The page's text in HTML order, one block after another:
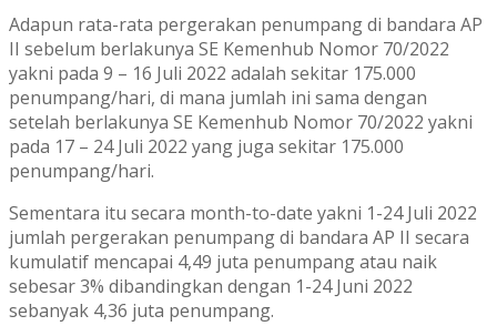
Adapun rata-rata pergerakan penumpang di bandara AP
II sebelum berlakunya SE Kemenhub Nomor 70/2022
yakni pada 9 – 16 Juli 2022 adalah sekitar 175.000
penumpang/hari, di mana jumlah ini sama dengan
setelah berlakunya SE Kemenhub Nomor 70/2022 yakni
pada 17 – 24 Juli 2022 yang juga sekitar 175.000
penumpang/hari.
Sementara itu secara month-to-date yakni 1-24 Juli 2022
jumlah pergerakan penumpang di bandara AP II secara
kumulatif mencapai 4,49 juta penumpang atau naik
sebesar 3% dibandingkan dengan 1-24 Juni 2022
sebanyak 4,36 juta penumpang.